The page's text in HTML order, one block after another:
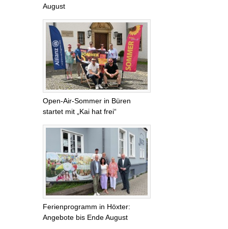
August
Open-Air-Sommer in Büren
startet mit „Kai hat frei“
Ferienprogramm in Höxter:
Angebote bis Ende August